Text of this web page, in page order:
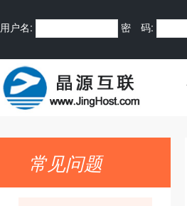
用户名: 密 码:
常见问题